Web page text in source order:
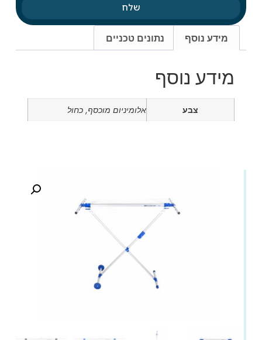
שלח
מידע נוסף נתונים טכניים
מידע נוסף
צבע אלומיניום מוכסף, כחול